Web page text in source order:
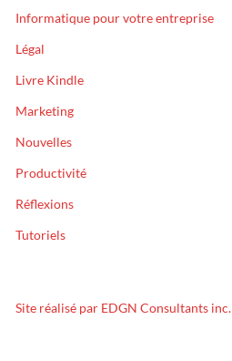
Informatique pour votre entreprise
Légal
Livre Kindle
Marketing
Nouvelles
Productivité
Réflexions
Tutoriels
Site réalisé par EDGN Consultants inc.